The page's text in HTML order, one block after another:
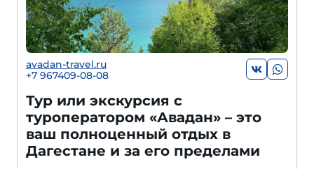
avadan-travel.ru
+7 967409-08-08
Тур или экскурсия с
туроператором «Авадан» – это
ваш полноценный отдых в
Дагестане и за его пределами